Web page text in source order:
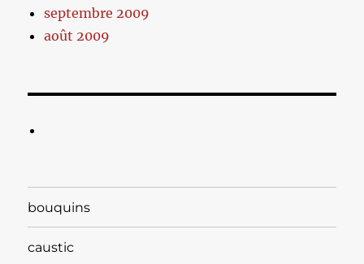
septembre 2009
août 2009
bouquins
caustic